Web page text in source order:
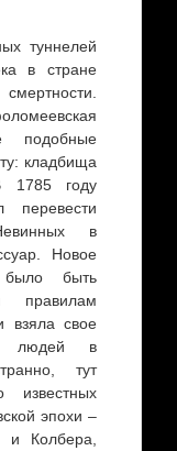
туннелей
в стране
подобные
кладбища
1785 году
перевести
в
Новое
было быть
правилам
взяла свое
людей в
тут
известных
эпохи –
и Колбера,